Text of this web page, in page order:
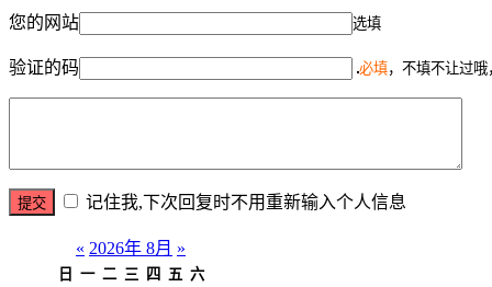
您的网站 选填
验证的码 必填，不填不让过
记住我,下次回复时不用重新输入个人信息
« 2026年 8月 »
日 一 二 三 四 五 六